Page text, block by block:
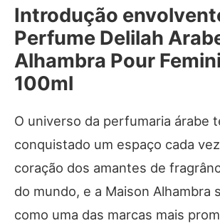
Introdução
Perfume Delilah
Alhambra Pour
100ml
O universo da perfumaria árabe
conquistado um espaço cada
coração dos amantes de
do mundo, e a Maison Alhambra
como uma das marcas mais